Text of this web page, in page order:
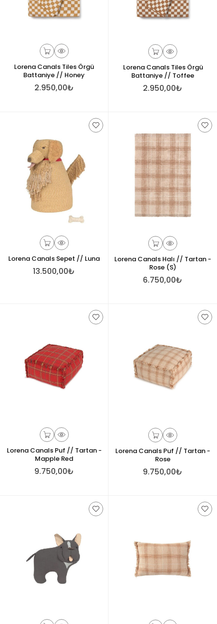
Lorena Canals Tiles Örgü
Battaniye // Honey
2.950,00₺
Lorena Canals Tiles Örgü
Battaniye // Toffee
2.950,00₺
Lorena Canals Sepet // Luna
13.500,00₺
Lorena Canals Halı // Tartan -
Rose (S)
6.750,00₺
Lorena Canals Puf // Tartan -
Mapple Red
9.750,00₺
Lorena Canals Puf // Tartan -
Rose
9.750,00₺